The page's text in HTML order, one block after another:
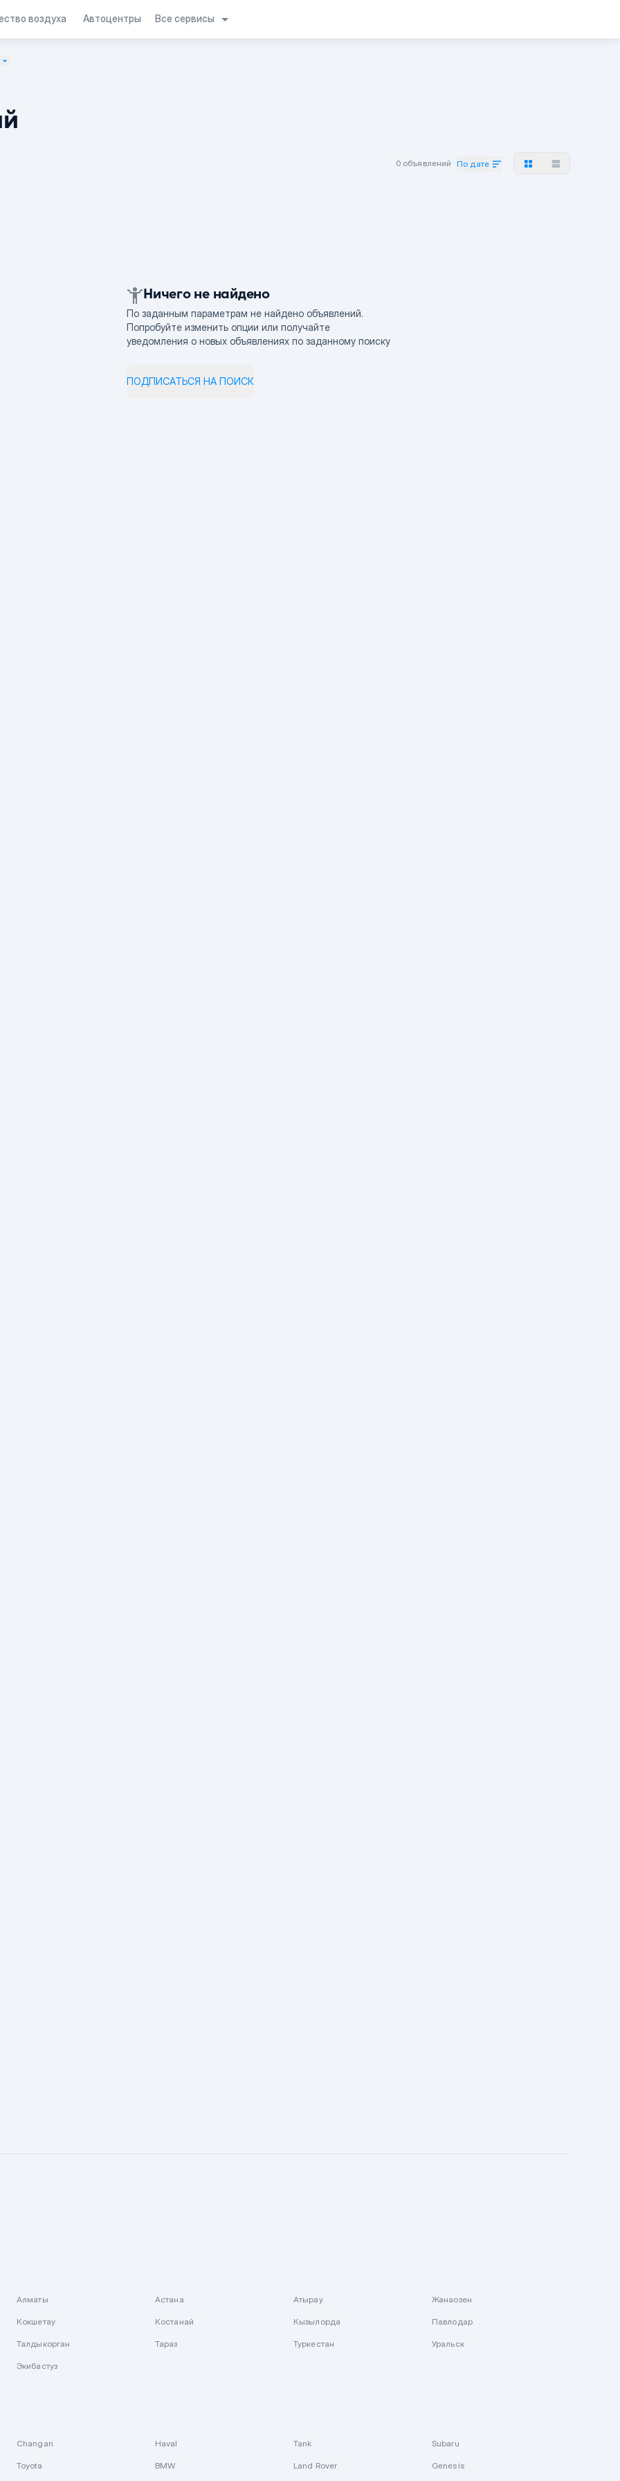
воздуха Автоцентры Все сервисы
0 объявлений По дате
Ничего не найдено
По заданным параметрам не найдено объявлений.
Попробуйте изменить опции или получайте
уведомления о новых объявлениях по заданному поиску
ПОДПИСАТЬСЯ НА ПОИСК
Алматы Астана Атырау Жанаозен
Кокшетау Костанай Кызылорда Павлодар
Талдыкорган Тараз Туркестан Уральск
Экибастуз
Changan Haval Tank Subaru
Toyota BMW Land Rover Genesis